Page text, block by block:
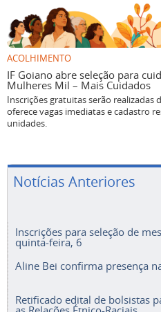
ACOLHIMENTO
IF Goiano abre seleção para
Mulheres Mil – Mais Cuidados
Inscrições gratuitas serão realizadas
oferece vagas imediatas e cadastro
unidades.
Notícias Anteriores
Inscrições para seleção de
quinta-feira, 6
Aline Bei confirma presença
Retificado edital de bolsistas